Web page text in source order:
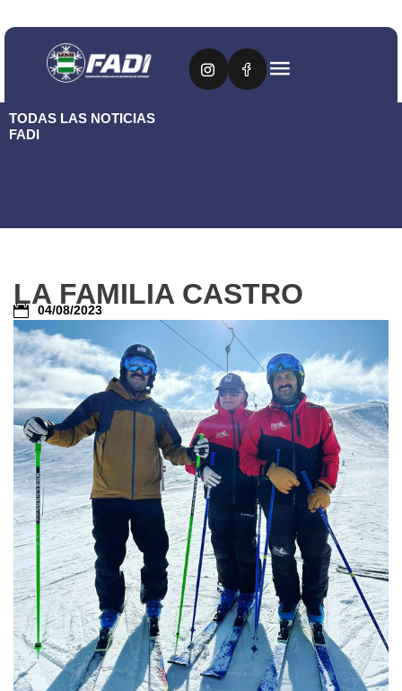
TODAS LAS NOTICIAS
FADI
LA FAMILIA CASTRO
04/08/2023